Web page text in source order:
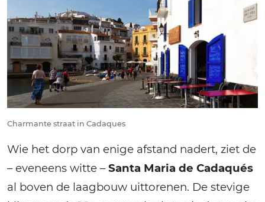
Charmante straat in Cadaques
Wie het dorp van enige afstand nadert, ziet de
– eveneens witte –Santa Maria de Cadaqués
al boven de laagbouw uittorenen. De stevige